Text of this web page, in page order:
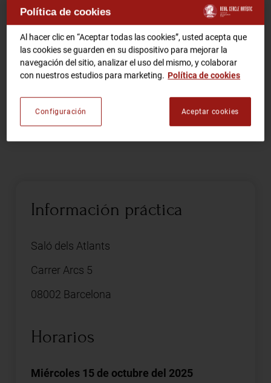
RCA TV
RCA TEATRO
Gastronomic Experience 360º
Entradas Eventos
Comparte
experto en la vertiente histórica y artística del séptimo
Información práctica
Saló dels Atlants
Carrer Arcs 5
08002 Barcelona
Horarios
Miércoles 15 de octubre del 2025
Política de cookies
Al hacer clic en “Aceptar todas las cookies”, usted acepta que
las cookies se guarden en su dispositivo para mejorar la
navegación del sitio, analizar el uso del mismo, y colaborar
con nuestros estudios para marketing. Política de cookies
Aceptar cookies
Configuración